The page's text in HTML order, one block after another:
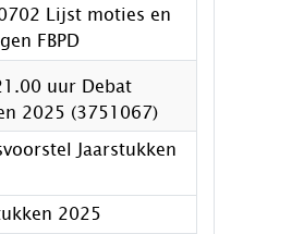
Lijst moties en
FBPD
uur Debat
2025 (3751067)
Jaarstukken
2025